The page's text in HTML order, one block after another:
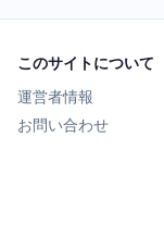
このサイトについて
運営者情報
お問い合わせ